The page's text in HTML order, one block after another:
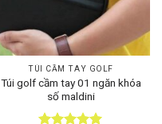
TÚI CẦM TAY GOLF
Túi golf cầm tay 01 ngăn khóa
số maldini